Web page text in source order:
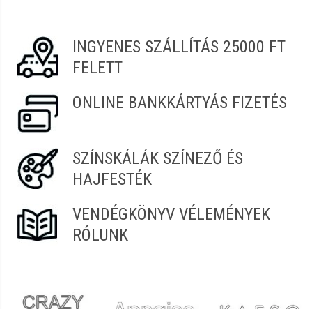
INGYENES SZÁLLÍTÁS 25000 FT
FELETT
ONLINE BANKKÁRTYÁS FIZETÉS
SZÍNSKÁLÁK SZÍNEZŐ ÉS
HAJFESTÉK
VENDÉGKÖNYV VÉLEMÉNYEK
RÓLUNK